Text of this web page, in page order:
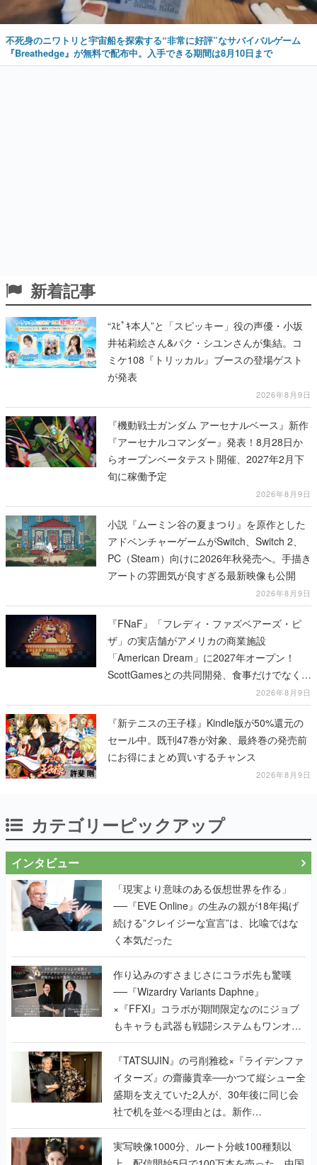
不死身のニワトリと宇宙船を探索する“非常に好評”なサバイバルゲーム
『Breathedge』が無料で配布中。入手できる期間は8月10日まで
新着記事
“ｽﾋﾟｷ本人”と「スピッキー」役の声優・小坂
井祐莉絵さん&パク・シユンさんが集結。コ
ミケ108『トリッカル』ブースの登場ゲスト
が発表
2026年8月9日
『機動戦士ガンダム アーセナルベース』新作
『アーセナルコマンダー』発表！8月28日か
らオープンベータテスト開催、2027年2月下
旬に稼働予定
2026年8月9日
小説『ムーミン谷の夏まつり』を原作とした
アドベンチャーゲームがSwitch、Switch 2、
PC（Steam）向けに2026年秋発売へ。手描き
アートの雰囲気が良すぎる最新映像も公開
2026年8月9日
『FNaF』「フレディ・ファズベアーズ・ピ
ザ」の実店舗がアメリカの商業施設
「American Dream」に2027年オープン！
ScottGamesとの共同開発、食事だけでなくス
テージショーや没入型のホラー体験も楽しめ
る
2026年8月9日
『新テニスの王子様』Kindle版が50%還元の
セール中。既刊47巻が対象、最終巻の発売前
にお得にまとめ買いするチャンス
2026年8月9日
カテゴリーピックアップ
インタビュー
「現実より意味のある仮想世界を作る」
──『EVE Online』の生みの親が18年掲げ
続ける”クレイジーな宣言”は、比喩ではな
く本気だった
作り込みのすさまじさにコラボ先も驚嘆
──『Wizardry Variants Daphne』
×『FFXI』コラボが期間限定なのにジョブ
もキャラも武器も戦闘システムもワンオフ
で作り込まれた理由を両ディレクターに聞
く
『TATSUJIN』の弓削雅稔×『ライデンファ
イターズ』の齋藤貴幸──かつて縦シュー全
盛期を支えていた2人が、30年後に同じ会
社で机を並べる理由とは。新作
『TATSUJIN EXTREME』で初タッグを組
んだレジェンド2人に訊く開発秘話
実写映像1000分、ルート分岐100種類以